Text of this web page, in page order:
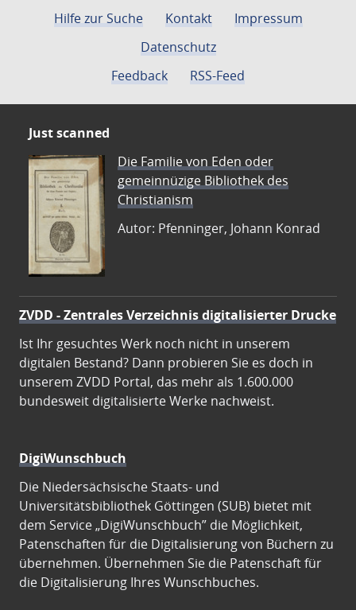
Hilfe zur Suche Kontakt
Impressum
Datenschutz
Feedback
RSS-Feed
Just scanned
Die Familie von Eden oder
gemeinnüzige Bibliothek des
Christianism
Autor: Pfenninger, Johann Konrad
ZVDD - Zentrales Verzeichnis digitalisierter Drucke
Ist Ihr gesuchtes Werk noch nicht in unserem
digitalen Bestand? Dann probieren Sie es doch in
unserem ZVDD Portal, das mehr als 1.600.000
bundesweit digitalisierte Werke nachweist.
DigiWunschbuch
Die Niedersächsische Staats- und
Universitätsbibliothek Göttingen (SUB) bietet mit
dem Service „DigiWunschbuch” die Möglichkeit,
Patenschaften für die Digitalisierung von Büchern zu
übernehmen. Übernehmen Sie die Patenschaft für
die Digitalisierung Ihres Wunschbuches.